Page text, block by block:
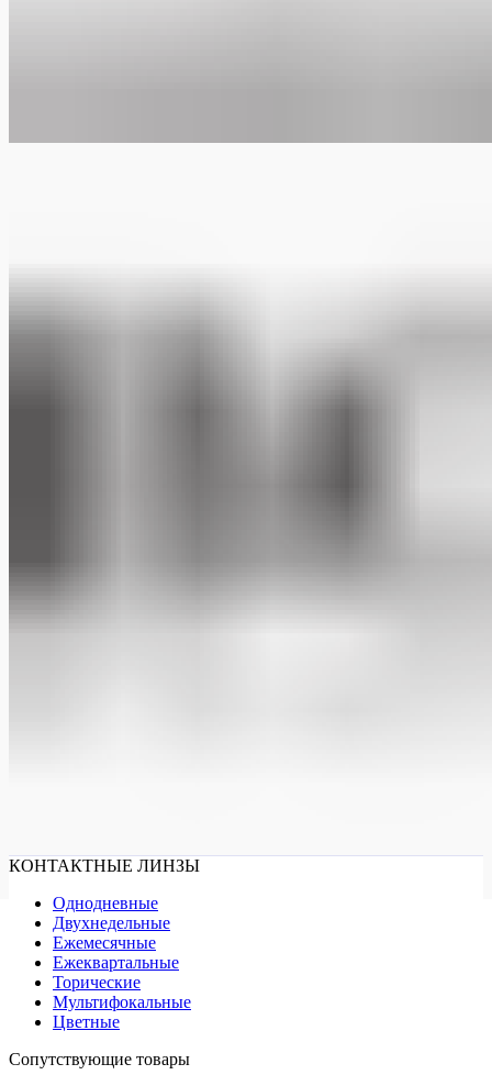
КОНТАКТНЫЕ ЛИНЗЫ
Однодневные
Двухнедельные
Ежемесячные
Ежеквартальные
Торические
Мультифокальные
Цветные
Сопутствующие товары